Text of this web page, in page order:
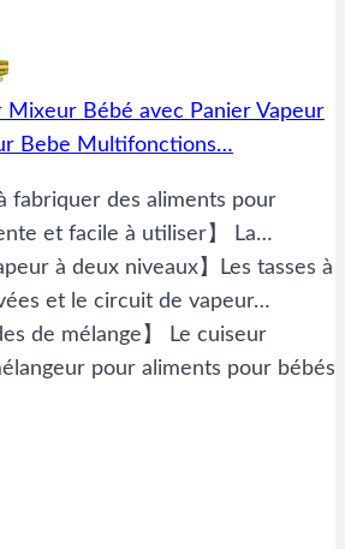
Mixeur Bébé avec Panier Vapeur
Bebe Multifonctions…
fabriquer des aliments pour
et facile à utiliser】 La…
à deux niveaux】Les tasses à
et le circuit de vapeur…
de mélange】 Le cuiseur
pour aliments pour bébés